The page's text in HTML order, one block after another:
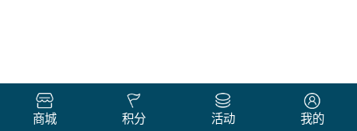
商城 积分 活动 我的